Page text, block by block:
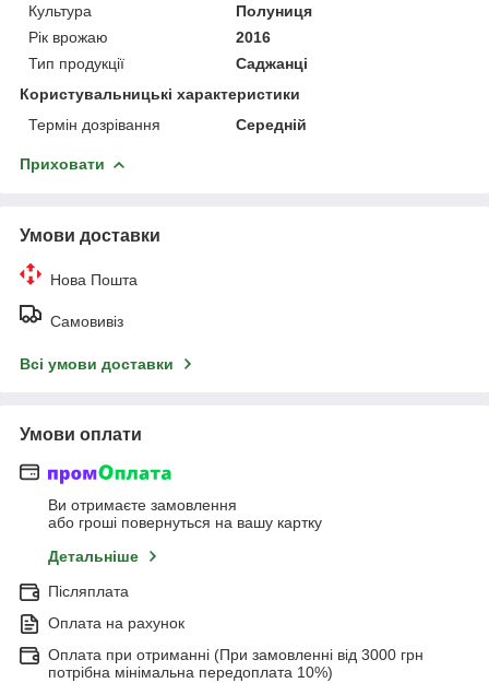
Культура
Полуниця
Рік врожаю
2016
Тип продукції
Саджанці
Користувальницькі характеристики
Термін дозрівання
Середній
Приховати
Умови доставки
Нова Пошта
Самовивіз
Всі умови доставки
Умови оплати
Ви отримаєте замовлення
або гроші повернуться на вашу картку
Детальніше
Післяплата
Оплата на рахунок
Оплата при отриманні (При замовленні від 3000 грн
потрібна мінімальна передоплата 10%)